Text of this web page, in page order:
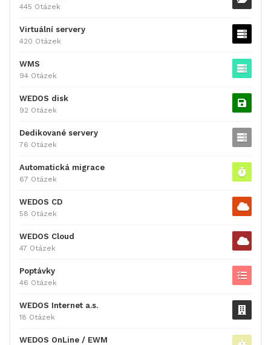
445 Otázek
Virtuální servery
420 Otázek
WMS
94 Otázek
WEDOS disk
92 Otázek
Dedikované servery
76 Otázek
Automatická migrace
67 Otázek
WEDOS CD
58 Otázek
WEDOS Cloud
47 Otázek
Poptávky
46 Otázek
WEDOS Internet a.s.
18 Otázek
WEDOS OnLine / EWM